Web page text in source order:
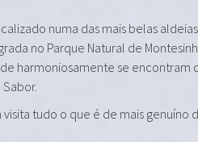
numa das mais belas
no Parque Natural de
harmoniosamente se encontram
Sabor.
tudo o que é de mais genuíno